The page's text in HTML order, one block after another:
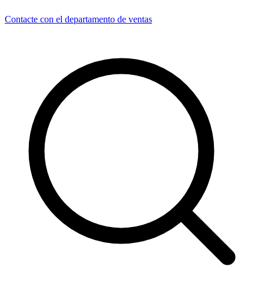
Contacte con el departamento de ventas